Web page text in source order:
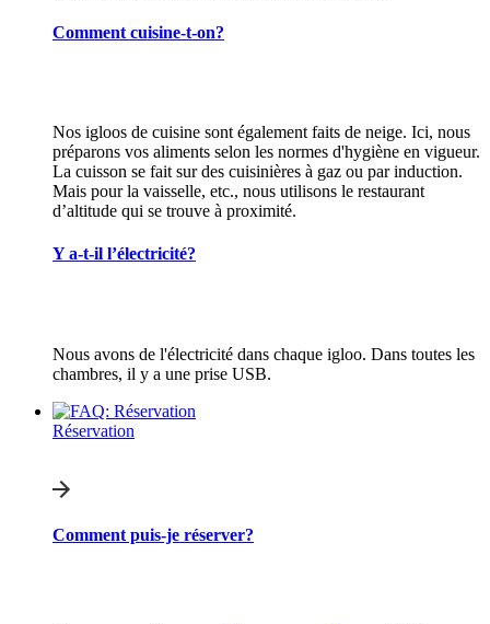
Comment cuisine-t-on?
Nos igloos de cuisine sont également faits de neige. Ici, nous
préparons vos aliments selon les normes d'hygiène en vigueur.
La cuisson se fait sur des cuisinières à gaz ou par induction.
Mais pour la vaisselle, etc., nous utilisons le restaurant
d’altitude qui se trouve à proximité.
Y a-t-il l’électricité?
Nous avons de l'électricité dans chaque igloo. Dans toutes les
chambres, il y a une prise USB.
Réservation
Comment puis-je réserver?